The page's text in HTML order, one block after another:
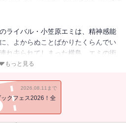
ライバル・小笠原エミは、精神感能
、よからぬことばかりたくらんでい
れ去られてしまった横島。エミの術
・！？
もっと見る
2026.08.11まで
ックフェス2026！全